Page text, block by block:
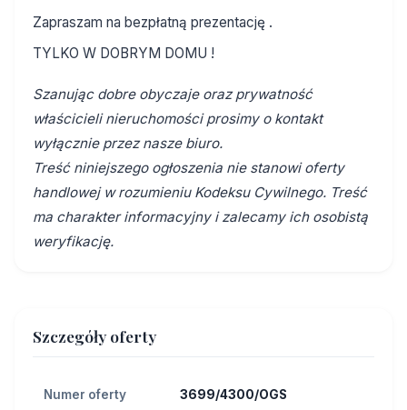
Zapraszam na bezpłatną prezentację .
TYLKO W DOBRYM DOMU !
Szanując dobre obyczaje oraz prywatność
właścicieli nieruchomości prosimy o kontakt
wyłącznie przez nasze biuro.
Treść niniejszego ogłoszenia nie stanowi oferty
handlowej w rozumieniu Kodeksu Cywilnego. Treść
ma charakter informacyjny i zalecamy ich osobistą
weryfikację.
Szczegóły oferty
Numer oferty 3699/4300/OGS